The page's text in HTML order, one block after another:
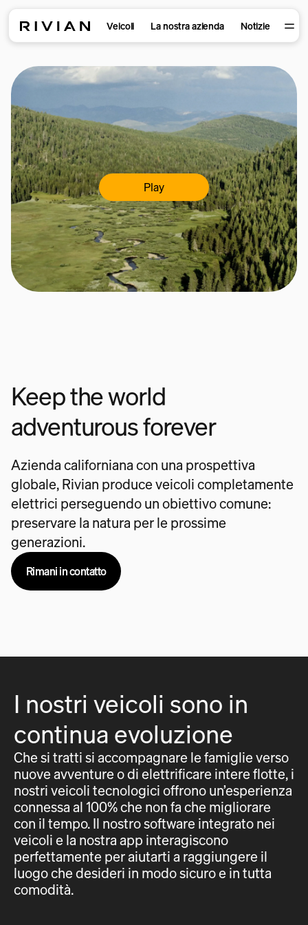
Veicoli La nostra azienda Notizie
Play
Keep the world
adventurous forever
Azienda californiana con una prospettiva
globale, Rivian produce veicoli completamente
elettrici perseguendo un obiettivo comune:
preservare la natura per le prossime
generazioni.
Rimani in contatto
I nostri veicoli sono in
continua evoluzione
Che si tratti si accompagnare le famiglie verso
nuove avventure o di elettrificare intere flotte, i
nostri veicoli tecnologici offrono un’esperienza
connessa al 100% che non fa che migliorare
con il tempo. Il nostro software integrato nei
veicoli e la nostra app interagiscono
perfettamente per aiutarti a raggiungere il
luogo che desideri in modo sicuro e in tutta
comodità.